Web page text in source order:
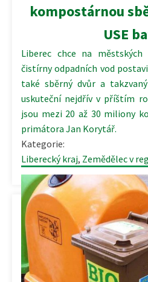
kompostárnou
USE
Liberec chce na
čistírny odpadních vod
také sběrný dvůr a
uskuteční nejdřív v příštím
jsou mezi 20 až 30 miliony
primátora Jan Korytář.
Kategorie:
Liberecký kraj, Zemědělec v